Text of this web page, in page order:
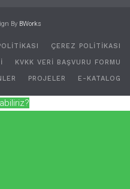
By BWorks
ÇEREZ POLİTİKASI
KVKK VERI BAŞVURU FORMU
PROJELER E-KATALOG